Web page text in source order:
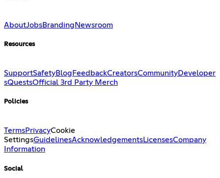
AboutJobsBranding Newsroom
Resources
SupportSafetyBlog FeedbackCreatorsCommunityDeveloper
sQuestsOfficial 3rd Party Merch
Policies
TermsPrivacyCookie
SettingsGuidelinesAcknowledgementsLicensesCompany
Information
Social